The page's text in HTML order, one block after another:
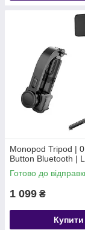
Monopod Tripod |
Button Bluetooth |
Готово до
1 099 ₴
Купити